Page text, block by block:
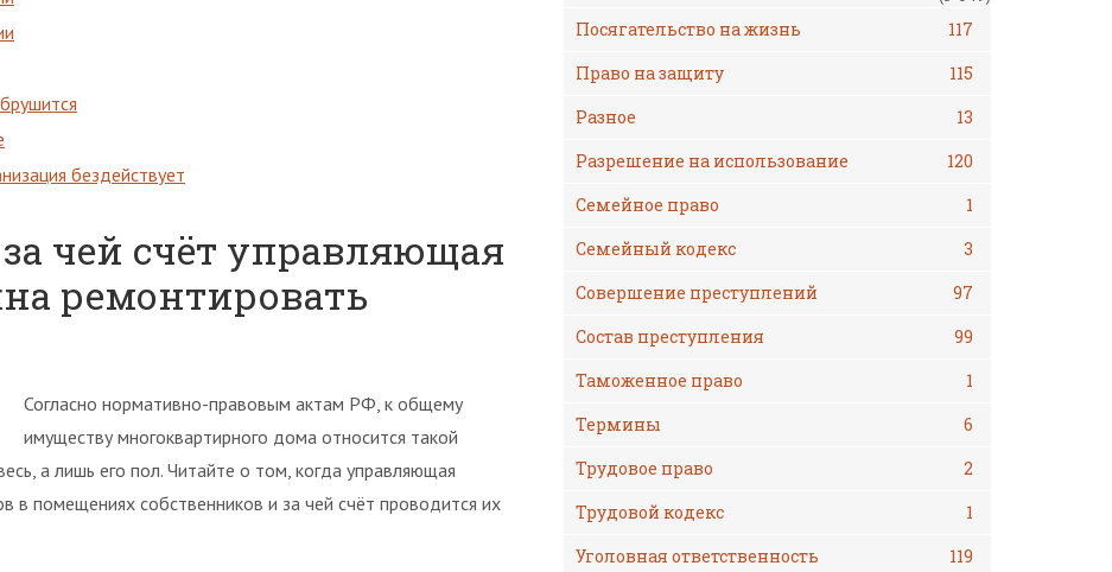
бездействует
чей счёт управляющая
ремонтировать
Согласно нормативно-правовым актам РФ, к общему
имуществу многоквартирного дома относится такой
а лишь его пол. Читайте о том, когда управляющая
в помещениях собственников и за чей счёт проводится их
Посягательство на жизнь
117
Право на защиту
115
Разное
13
Разрешение на использование
120
Семейное право
1
Семейный кодекс
3
Совершение преступлений
97
Состав преступления
99
Таможенное право
1
Термины
6
Трудовое право
2
Трудовой кодекс
1
Уголовная ответственность
119